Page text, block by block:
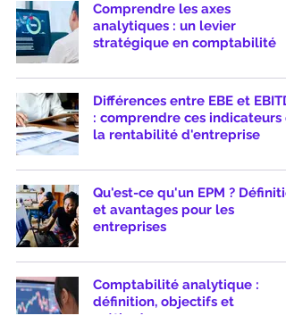
Comprendre les axes
analytiques : un levier
stratégique en comptabilité
Différences entre EBE et
: comprendre ces indicateurs
la rentabilité d'entreprise
Qu'est-ce qu'un EPM ?
et avantages pour les
entreprises
Comptabilité analytique :
définition, objectifs et
méthodes